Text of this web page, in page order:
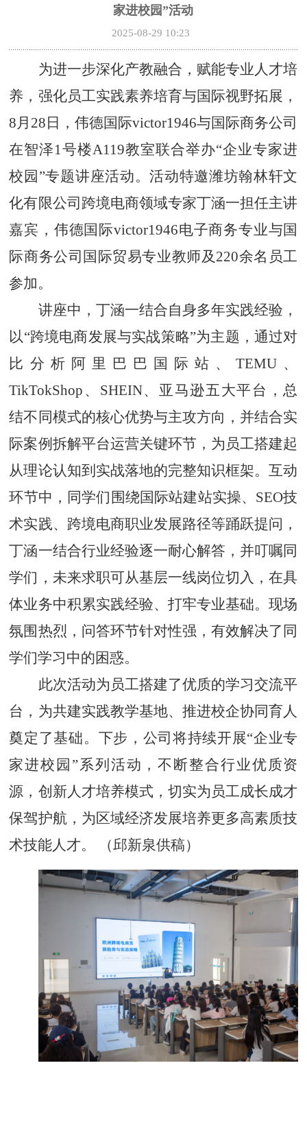
家进校园”活动
2025-08-29 10:23
为进一步深化产教融合，赋能专业人才培
养，强化员工实践素养培育与国际视野拓展，
8月28日，伟德国际victor1946与国际商务公司
在智泽1号楼A119教室联合举办“企业专家进
校园”专题讲座活动。活动特邀潍坊翰林轩文
化有限公司跨境电商领域专家丁涵一担任主讲
嘉宾，伟德国际victor1946电子商务专业与国
际商务公司国际贸易专业教师及220余名员工
参加。
讲座中，丁涵一结合自身多年实践经验，
以“跨境电商发展与实战策略”为主题，通过对
比分析阿里巴巴国际站、TEMU、
TikTokShop、SHEIN、亚马逊五大平台，总
结不同模式的核心优势与主攻方向，并结合实
际案例拆解平台运营关键环节，为员工搭建起
从理论认知到实战落地的完整知识框架。互动
环节中，同学们围绕国际站建站实操、SEO技
术实践、跨境电商职业发展路径等踊跃提问，
丁涵一结合行业经验逐一耐心解答，并叮嘱同
学们，未来求职可从基层一线岗位切入，在具
体业务中积累实践经验、打牢专业基础。现场
氛围热烈，问答环节针对性强，有效解决了同
学们学习中的困惑。
此次活动为员工搭建了优质的学习交流平
台，为共建实践教学基地、推进校企协同育人
奠定了基础。下步，公司将持续开展“企业专
家进校园”系列活动，不断整合行业优质资
源，创新人才培养模式，切实为员工成长成才
保驾护航，为区域经济发展培养更多高素质技
术技能人才。 （邱新泉供稿）